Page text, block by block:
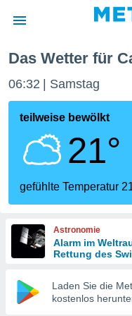
wurde
dass
sind.
diese
Das Wetter für
06:32 Samstag
teilweise bewölkt
21°
gefühlte Temperatur
Astronomie
Alarm im
Rettung des
Laden Sie die
kostenlos